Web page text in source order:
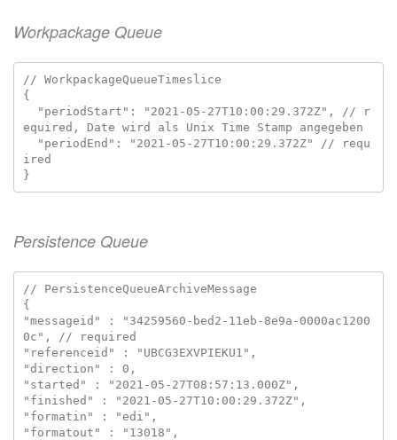
Workpackage Queue
// WorkpackageQueueTimeslice
{
equired, Date wird als Unix Time Stamp angegeben
ired
Persistence Queue
// PersistenceQueueArchiveMessage
{
"messageid" : "34259560-bed2-11eb-8e9a-0000ac1200
0c", // required
"referenceid" : "UBCG3EXVPIEKU1",
"direction" : 0,
"started" : "2021-05-27T08:57:13.000Z",
"finished" : "2021-05-27T10:00:29.372Z",
"formatin" : "edi",
"formatout" : "13018",